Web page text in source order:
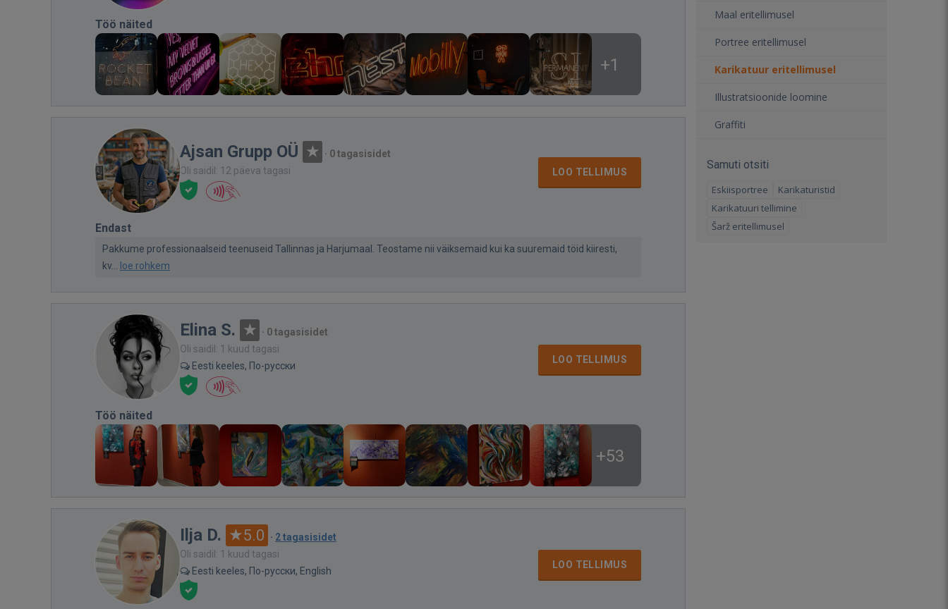
Töö näited
+1
Ajsan Grupp OÜ · 0 tagasisidet
Oli saidil: 12 päeva tagasi
LOO TELLIMUS
Endast
Pakkume professionaalseid teenuseid Tallinnas ja Harjumaal. Teostame nii väiksemaid kui ka suuremaid töid kiiresti,
kv...
loe rohkem
Elina S. · 0 tagasisidet
Oli saidil: 1 kuud tagasi
Eesti keeles, По-русски
LOO TELLIMUS
Töö näited
+53
Ilja D. 5.0 · 2 tagasisidet
Oli saidil: 1 kuud tagasi
Eesti keeles, По-русски, English
LOO TELLIMUS
Maal eritellimusel
Portree eritellimusel
Karikatuur eritellimusel
Illustratsioonide loomine
Graffiti
Samuti otsiti
Eskiisportree
Karikaturistid
Karikatuuri tellimine
Šarž eritellimusel